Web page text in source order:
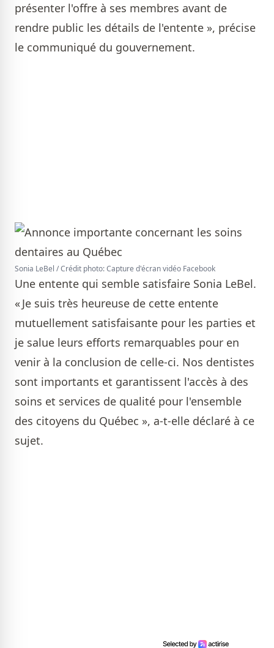
présenter l'offre à ses membres avant de
rendre public les détails de l'entente », précise
le communiqué du gouvernement.
Sonia LeBel / Crédit photo: Capture d'écran vidéo Facebook
Une entente qui semble satisfaire Sonia LeBel.
« Je suis très heureuse de cette entente
mutuellement satisfaisante pour les parties et
je salue leurs efforts remarquables pour en
venir à la conclusion de celle-ci. Nos dentistes
sont importants et garantissent l'accès à des
soins et services de qualité pour l'ensemble
des citoyens du Québec », a-t-elle déclaré à ce
sujet.